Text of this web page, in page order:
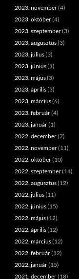
2023. november(4)
2023. október(4)
2023. szeptember(3)
2023. augusztus(3)
2023. július(3)
2023. június(1)
2023. május(3)
2023. április(3)
2023. március(6)
2023. február(4)
2023. január(1)
2022. december(7)
2022. november(11)
2022. október(10)
2022. szeptember(14)
2022. augusztus(12)
2022. július(11)
2022. június(15)
2022. május(12)
2022. április(12)
2022. március(12)
2022. február(12)
2022. január(15)
2021. december(18)